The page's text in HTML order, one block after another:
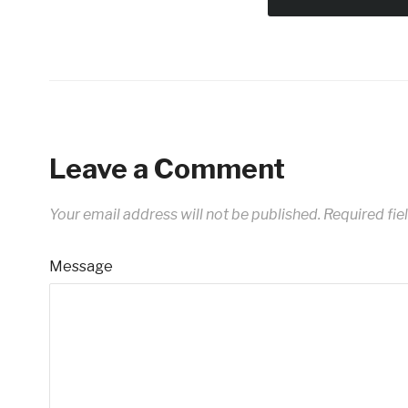
Leave a Comment
Your email address will not be published. Required
Message